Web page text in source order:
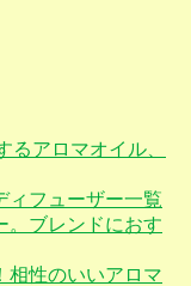
アロマオイル、
ィフューザー一覧
。ブレンドにおす
相性のいいアロマ